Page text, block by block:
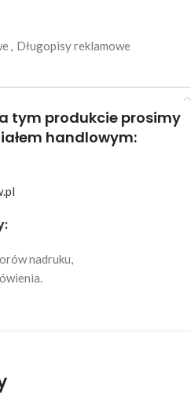
, Długopisy reklamowe
tym produkcie prosimy
handlowym:
nadruku,